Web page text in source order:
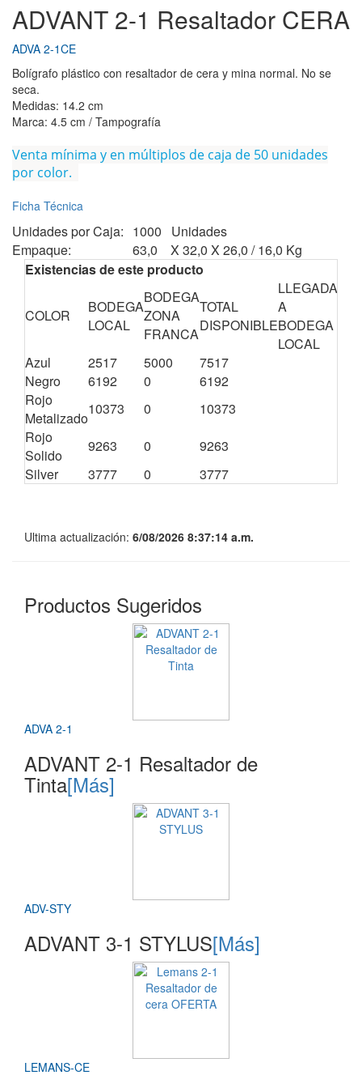
ADVANT 2-1 Resaltador CERA
ADVA 2-1CE
Bolígrafo plástico con resaltador de cera y mina normal. No se
seca.
Medidas: 14.2 cm
Marca: 4.5 cm / Tampografía
Venta mínima y en múltiplos de caja de 50 unidades
por color.
Ficha Técnica
Unidades por Caja: 1000 Unidades
Empaque:
63,0 X 32,0 X 26,0 / 16,0 Kg
Existencias de este producto
COLOR
BODEGA
LOCAL
BODEGA
ZONA
FRANCA
TOTAL
DISPONIBLE
LLEGADA
A
BODEGA
LOCAL
Azul
2517 5000 7517
Negro
6192 0 6192
Rojo
Metalizado
10373 0 10373
Rojo
Solido
9263 0 9263
Silver
3777 0 3777
Ultima actualización: 6/08/2026 8:37:14 a.m.
Productos Sugeridos
ADVA 2-1
ADVANT 2-1 Resaltador de
Tinta[Más]
ADV-STY
ADVANT 3-1 STYLUS[Más]
LEMANS-CE